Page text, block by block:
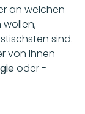
an welchen
wollen,
sind.
von Ihnen
oder -